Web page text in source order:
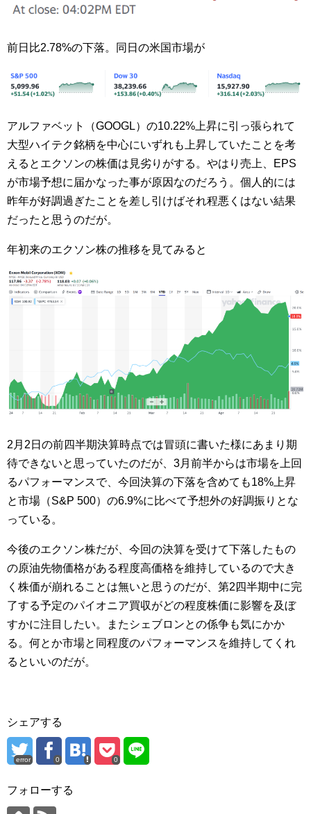
前日比2.78%の下落。同日の米国市場が
アルファベット（GOOGL）の10.22%上昇に引っ張られて
大型ハイテク銘柄を中心にいずれも上昇していたことを考
えるとエクソンの株価は見劣りがする。やはり売上、EPS
が市場予想に届かなった事が原因なのだろう。個人的には
昨年が好調過ぎたことを差し引けばそれ程悪くはない結果
だったと思うのだが。
年初来のエクソン株の推移を見てみると
2月2日の前四半期決算時点では冒頭に書いた様にあまり期
待できないと思っていたのだが、3月前半からは市場を上回
るパフォーマンスで、今回決算の下落を含めても18%上昇
と市場（S&P 500）の6.9%に比べて予想外の好調振りとな
っている。
今後のエクソン株だが、今回の決算を受けて下落したもの
の原油先物価格がある程度高価格を維持しているので大き
く株価が崩れることは無いと思うのだが、第2四半期中に完
了する予定のパイオニア買収がどの程度株価に影響を及ぼ
すかに注目したい。またシェブロンとの係争も気にかか
る。何とか市場と同程度のパフォーマンスを維持してくれ
るといいのだが。
シェアする
error 0 0
フォローする